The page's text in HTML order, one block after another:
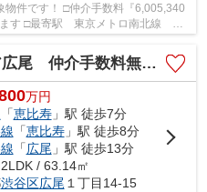
件です！ □仲介手数料『6,005,340
ます □最寄駅 東京メトロ南北線 白
手数料無料＋90万円現金プレゼント中
万円
「恵比寿」駅 徒歩7分
「恵比寿」駅 徒歩8分
「広尾 」駅 徒歩13分
/ 63.14㎡
渋谷区広尾 １丁目14-15